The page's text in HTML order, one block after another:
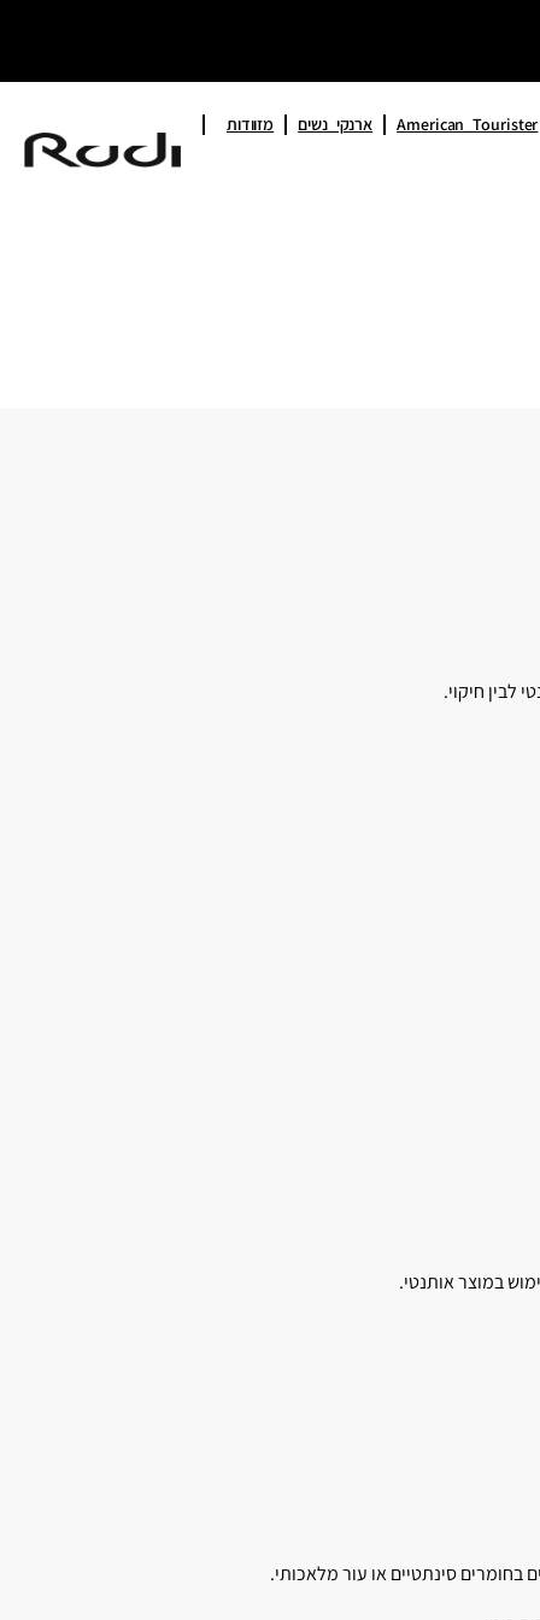
American Tourister ארנקי נשים מזוודות
לבין חיקוי.
במוצר אותנטי.
בחומרים סינתטיים או עור מלאכותי.